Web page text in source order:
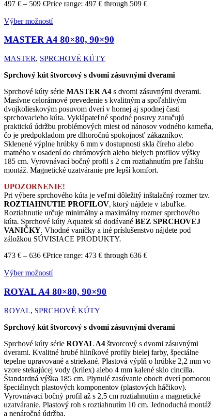
497 € – 509 €Price range: 497 € through 509 €
Výber možností
MASTER A4 80×80, 90×90
MASTER, SPRCHOVÉ KÚTY
Sprchový kút štvorcový s dvomi zásuvnými dverami
Sprchové kúty série MASTER A4 s dvomi zásuvnými dverami.
Masívne celorámové prevedenie s kvalitným a spoľahlivým
dvojkolieskovým posuvom dverí v hornej aj spodnej časti
sprchovacieho kúta. Vyklápateľné spodné posuvy zaručujú
praktickú údržbu problémových miest od nánosov vodného kameňa,
čo je predpokladom pre dlhoročnú spokojnosť zákazníkov.
Sklenené výplne hrúbky 6 mm v dostupnosti skla číreho alebo
matného v osadení do chrómových alebo bielych profilov výšky
185 cm. Vyrovnávací bočný profil s 2 cm roztiahnutím pre ľahšiu
montáž. Magnetické uzatváranie pre lepší komfort.
UPOZORNENIE!
Pri výbere sprchového kúta je veľmi dôležitý inštalačný rozmer tzv.
ROZTIAHNUTIE PROFILOV, ktorý nájdete v tabuľke.
Roztiahnutie určuje minimálny a maximálny rozmer sprchového
kúta. Sprchové kúty Aquatek sú dodávané BEZ SPRCHOVEJ
VANIČKY. Vhodné vaničky a iné príslušenstvo nájdete pod
záložkou SÚVISIACE PRODUKTY.
473 € – 636 €Price range: 473 € through 636 €
Výber možností
ROYAL A4 80×80, 90×90
ROYAL, SPRCHOVÉ KÚTY
Sprchový kút štvorcový s dvomi zásuvnými dverami
Sprchové kúty série ROYAL A4 štvorcový s dvomi zásuvnými
dverami. Kvalitné hrubé hliníkové profily bielej farby, špeciálne
tepelne upravované a striekané. Plastová výplň o hrúbke 2,2 mm vo
vzore stekajúcej vody (krilex) alebo 4 mm kalené sklo cincilla.
Štandardná výška 185 cm. Plynulé zasúvanie oboch dverí pomocou
špeciálnych plastových komponentov (plastových háčikov).
Vyrovnávací bočný profil až s 2,5 cm roztiahnutím a magnetické
uzatváranie. Plastový roh s roztiahnutím 10 cm. Jednoduchá montáž
a nenáročná údržba.